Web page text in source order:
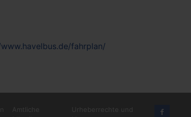
fahrplan/
Amtliche
Urheberrechte und